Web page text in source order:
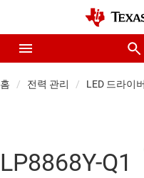
홈 전력 관리 LED 드라이버
LP8868Y-Q1